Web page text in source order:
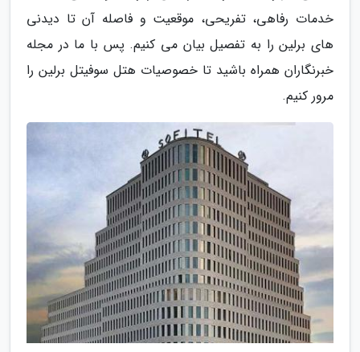
خدمات رفاهی، تفریحی، موقعیت و فاصله آن تا دیدنی
های برلین را به تفصیل بیان می کنیم. پس با ما در مجله
خبرنگاران همراه باشید تا خصوصیات هتل سوفیتل برلین را
مرور کنیم.